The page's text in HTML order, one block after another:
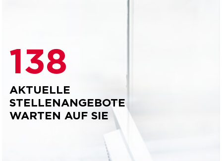
138
AKTUELLE
STELLENANGEBOTE
WARTEN AUF SIE